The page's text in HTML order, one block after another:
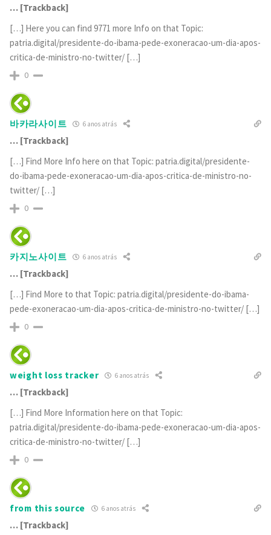
… [Trackback]
[…] Here you can find 9771 more Info on that Topic:
patria.digital/presidente-do-ibama-pede-exoneracao-um-dia-apos-
critica-de-ministro-no-twitter/ […]
0
바카라사이트 6 anos atrás
… [Trackback]
[…] Find More Info here on that Topic: patria.digital/presidente-
do-ibama-pede-exoneracao-um-dia-apos-critica-de-ministro-no-
twitter/ […]
0
카지노사이트 6 anos atrás
… [Trackback]
[…] Find More to that Topic: patria.digital/presidente-do-ibama-
pede-exoneracao-um-dia-apos-critica-de-ministro-no-twitter/ […]
0
weight loss tracker 6 anos atrás
… [Trackback]
[…] Find More Information here on that Topic:
patria.digital/presidente-do-ibama-pede-exoneracao-um-dia-apos-
critica-de-ministro-no-twitter/ […]
0
from this source 6 anos atrás
… [Trackback]